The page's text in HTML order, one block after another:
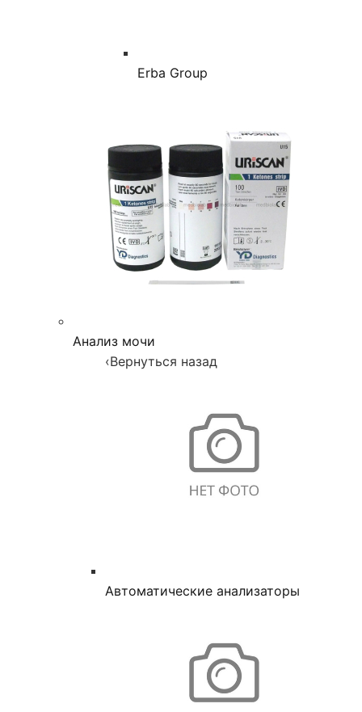
Erba Group
Анализ мочи
‹Вернуться назад
Автоматические анализаторы